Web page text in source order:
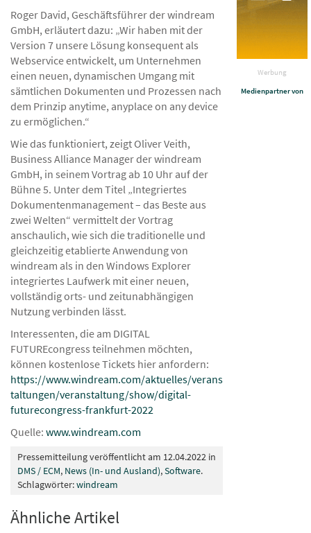
Werbung
Medienpartner von
Roger David, Geschäftsführer der windream
GmbH, erläutert dazu: „Wir haben mit der
Version 7 unsere Lösung konsequent als
Webservice entwickelt, um Unternehmen
einen neuen, dynamischen Umgang mit
sämtlichen Dokumenten und Prozessen nach
dem Prinzip anytime, anyplace on any device
zu ermöglichen.“
Wie das funktioniert, zeigt Oliver Veith,
Business Alliance Manager der windream
GmbH, in seinem Vortrag ab 10 Uhr auf der
Bühne 5. Unter dem Titel „Integriertes
Dokumentenmanagement – das Beste aus
zwei Welten“ vermittelt der Vortrag
anschaulich, wie sich die traditionelle und
gleichzeitig etablierte Anwendung von
windream als in den Windows Explorer
integriertes Laufwerk mit einer neuen,
vollständig orts- und zeitunabhängigen
Nutzung verbinden lässt.
Interessenten, die am DIGITAL
FUTUREcongress teilnehmen möchten,
können kostenlose Tickets hier anfordern:
https://www.windream.com/aktuelles/verans
taltungen/veranstaltung/show/digital-
futurecongress-frankfurt-2022
Quelle: www.windream.com
Pressemitteilung veröffentlicht am 12.04.2022 in
DMS / ECM, News (In- und Ausland),Software.
Schlagwörter:windream
Ähnliche Artikel